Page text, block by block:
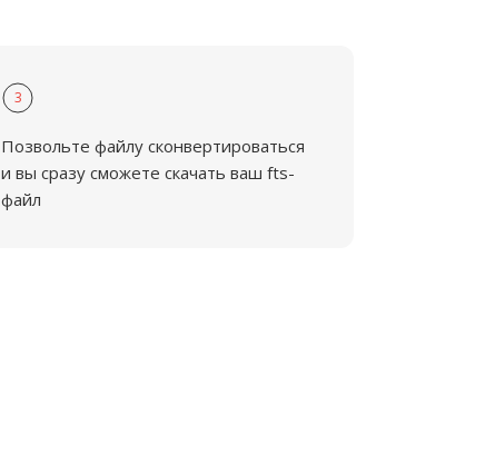
3
Позвольте файлу сконвертироваться
и вы сразу сможете скачать ваш fts-
файл